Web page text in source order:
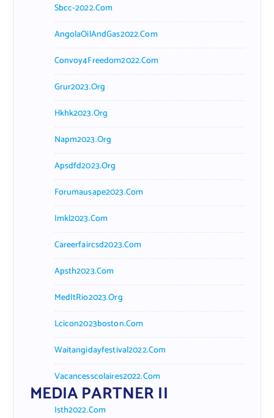
Sbcc-2022.com
AngolaOilAndGas2022.com
Convoy4Freedom2022.com
Grur2023.org
Hkhk2023.org
Napm2023.org
Apsdfd2023.org
Forumausape2023.com
Imkl2023.com
Careerfaircsd2023.com
Apsth2023.com
MedItRio2023.org
Lcicon2023boston.com
Waitangidayfestival2022.com
Vacancesscolaires2022.com
MEDIA PARTNER II
Isth2022.com